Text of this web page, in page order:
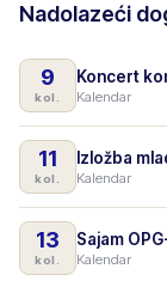
Nadolazeći
9
kol.
Koncert
Kalendar
11
kol.
Izložba
Kalendar
13
kol.
Sajam
Kalendar